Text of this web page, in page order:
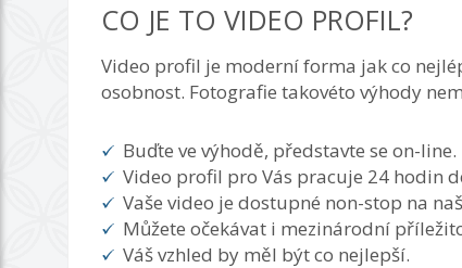
CO JE TO VIDEO PROFIL?
Video profil je moderní forma jak co
osobnost. Fotografie takovéto výhody
Buďte ve výhodě, představte se on-line.
Video profil pro Vás pracuje 24 hodin
Vaše video je dostupné non-stop na
Můžete očekávat i mezinárodní
Váš vzhled by měl být co nejlepší.